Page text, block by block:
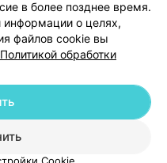
| 220012, Республика Беларусь,
+375 291212755
в более позднее время.
информации о целях,
файлов cookie вы
Политикой обработки